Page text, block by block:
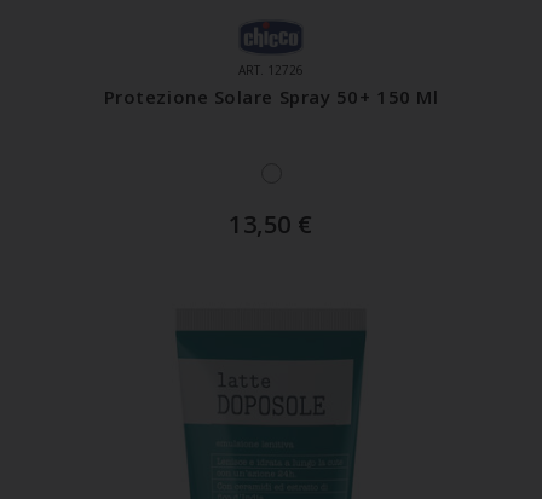
ART. 12726
Protezione Solare Spray 50+ 150 Ml
13,50 €